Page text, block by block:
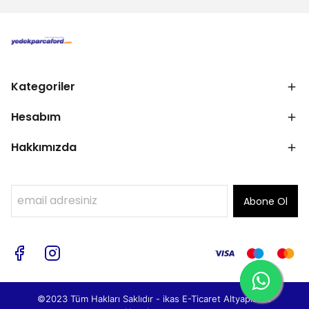
Kategoriler
Hesabım
Hakkımızda
Abone Ol
©2023 Tüm Hakları Saklıdır - ikas E-Ticaret Altyapısı ile